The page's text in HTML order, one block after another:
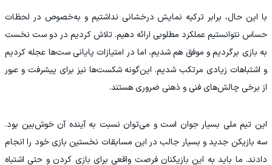
با این حال، برابر ترکیه نمایش درخشانی نداشتیم و به‌خصوص در لحظات
حساس نتوانستیم عملکرد مطلوبی ارائه دهیم. تلاش کردیم در دو ست نخست
به بازی برگردیم و موفق هم شدیم، اما در امتیازات پایانی ست‌ها عجله کردیم
و اشتباهات زیادی مرتکب شدیم. این‌گونه شکست‌ها نیز برای پیشرفت و عبور
از برخی چالش‌های فنی و ذهنی ضروری هستند.
این تیم ملی بسیار جوان است و می‌توان نسبت به آینده آن خوش‌بین بود.
سه بازیکن جدید و بسیار جالب در این مسابقات نخستین بازی خود را انجام
دادند. ما باید به این بازیکنان فرصت واقعی برای بازی کردن و حتی اشتباه